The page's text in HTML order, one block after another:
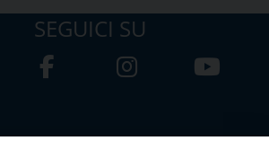
SEGUICI SU